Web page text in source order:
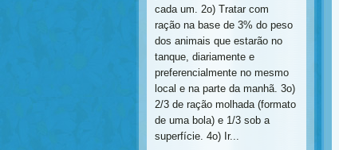
cada um. 2o) Tratar com
ração na base de 3% do peso
dos animais que estarão no
tanque, diariamente e
preferencialmente no mesmo
local e na parte da manhã. 3o)
2/3 de ração molhada (formato
de uma bola) e 1/3 sob a
superfície. 4o) Ir...